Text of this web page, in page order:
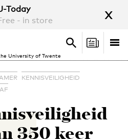
Today
- in store
x
University of Twente
Search
Search
KENNISVEILIGHEID